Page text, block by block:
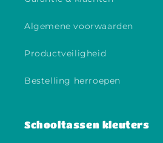
Algemene voorwaarden
Productveiligheid
Bestelling herroepen
Schooltassen kleuters